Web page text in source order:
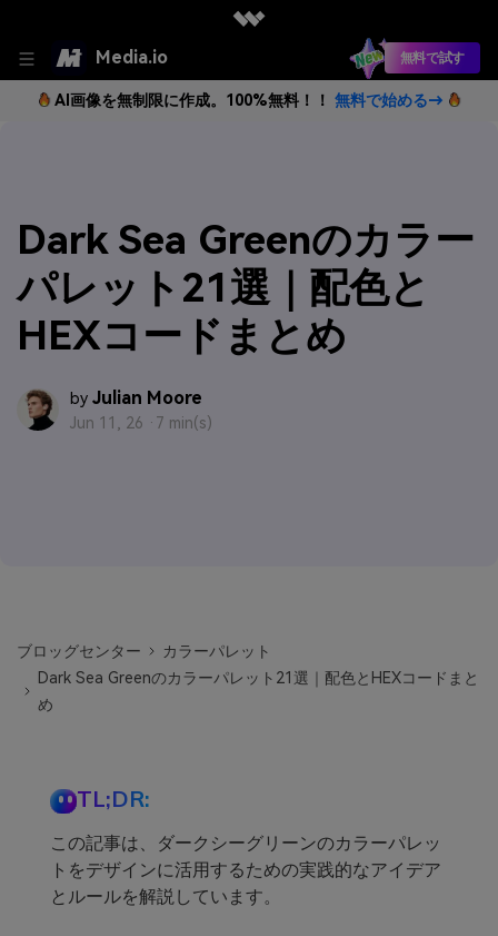
Media.io 無料で試す
AI画像を無制限に作成。100%無料！！ 無料で始める→
Dark Sea Greenのカラー
パレット21選｜配色と
HEXコードまとめ
by Julian Moore
Jun 11, 26 · 7 min(s)
ブロッグセンター
カラーパレット
Dark Sea Greenのカラーパレット21選｜配色とHEXコードまと
め
TL;DR:
この記事は、ダークシーグリーンのカラーパレッ
トをデザインに活用するための実践的なアイデア
とルールを解説しています。